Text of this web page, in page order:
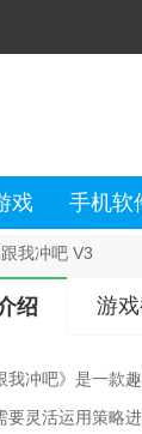
戏 手机软
跟我冲吧 V3
绍 游戏
我冲吧》是一款
要灵活运用策略